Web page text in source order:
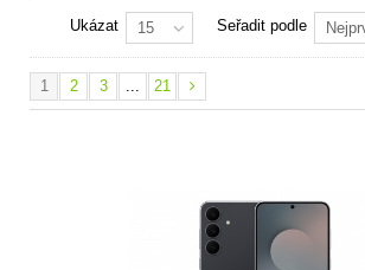
Seřadit podle
Ukázat 15
1 2 3 ... 21